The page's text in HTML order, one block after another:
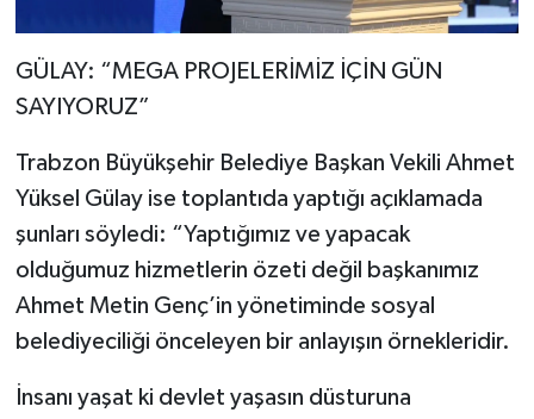
GÜLAY: “MEGA PROJELERİMİZ İÇİN GÜN
SAYIYORUZ”
Trabzon Büyükşehir Belediye Başkan Vekili Ahmet
Yüksel Gülay ise toplantıda yaptığı açıklamada
şunları söyledi: “Yaptığımız ve yapacak
olduğumuz hizmetlerin özeti değil başkanımız
Ahmet Metin Genç’in yönetiminde sosyal
belediyeciliği önceleyen bir anlayışın örnekleridir.
İnsanı yaşat ki devlet yaşasın düsturuna